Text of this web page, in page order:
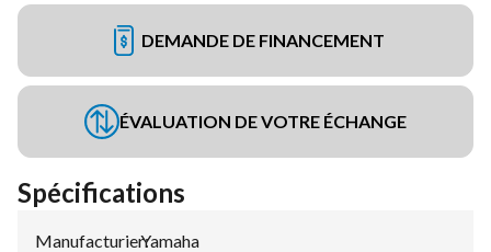
DEMANDE DE FINANCEMENT
ÉVALUATION DE VOTRE ÉCHANGE
Spécifications
Manufacturier:
Yamaha